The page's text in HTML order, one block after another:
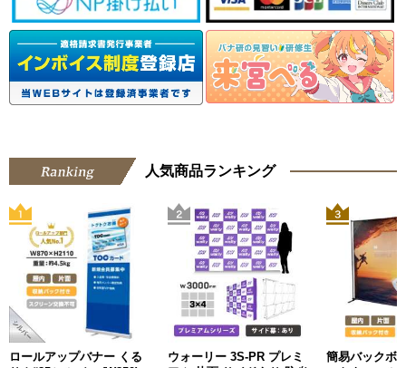
人気商品ランキング
ロールアップバナー くる
ウォーリー 3S-PR プレミ
簡易バックボ